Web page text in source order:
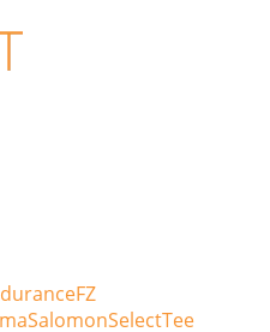
FZ
SalomonSelectTee